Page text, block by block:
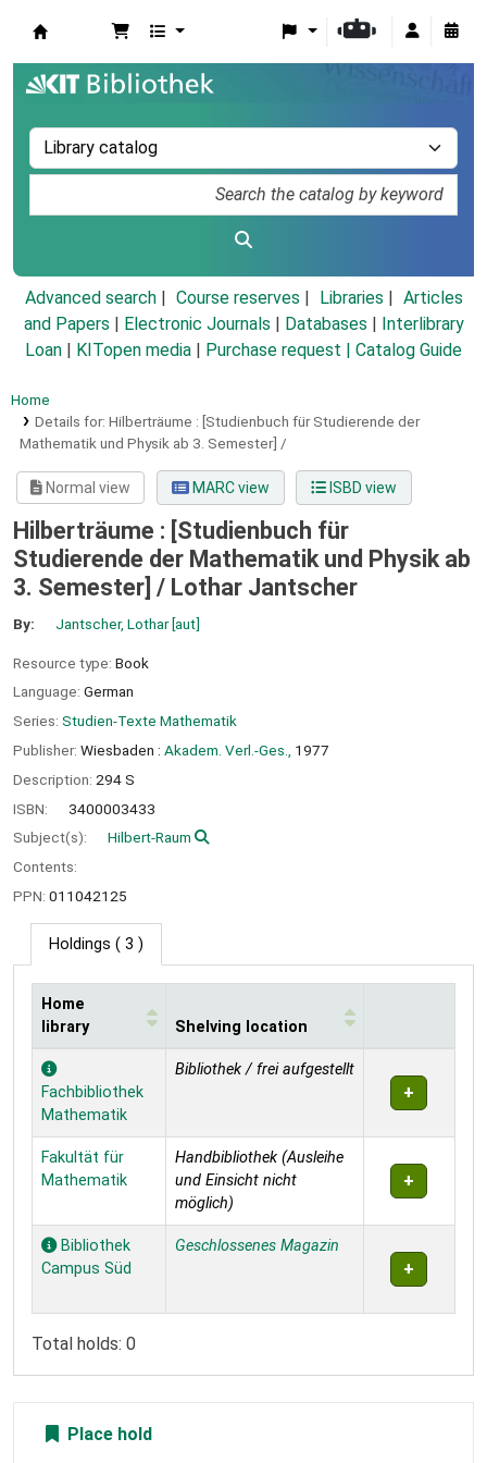
Advanced search Course reserves Libraries
Articles
and Papers
Electronic Journals Databases
Interlibrary
Loan
KITopen media Purchase request | Catalog Guide
Home
Details for: Hilberträume : [Studienbuch für Studierende der
Mathematik und Physik ab 3. Semester] /
Normal view MARC view ISBD view
Hilberträume : [Studienbuch für
Studierende der Mathematik und Physik ab
3. Semester] / Lothar Jantscher
By: Jantscher, Lothar[aut]
Resource type: Book
Language: German
Series: Studien-Texte Mathematik
Publisher: Wiesbaden : Akadem. Verl.-Ges.,
1977
Description: 294 S
ISBN:
3400003433
Subject(s):
Hilbert-Raum
Contents:
PPN: 011042125
Holdings ( 3 )
Holdings
Home
library
Shelving location
Fachbibliothek
Mathematik
Bibliothek / frei aufgestellt
Fakultät für
Mathematik
Handbibliothek (Ausleihe
und Einsicht nicht
möglich)
Bibliothek
Campus Süd
Geschlossenes Magazin
Total holds: 0
Place hold